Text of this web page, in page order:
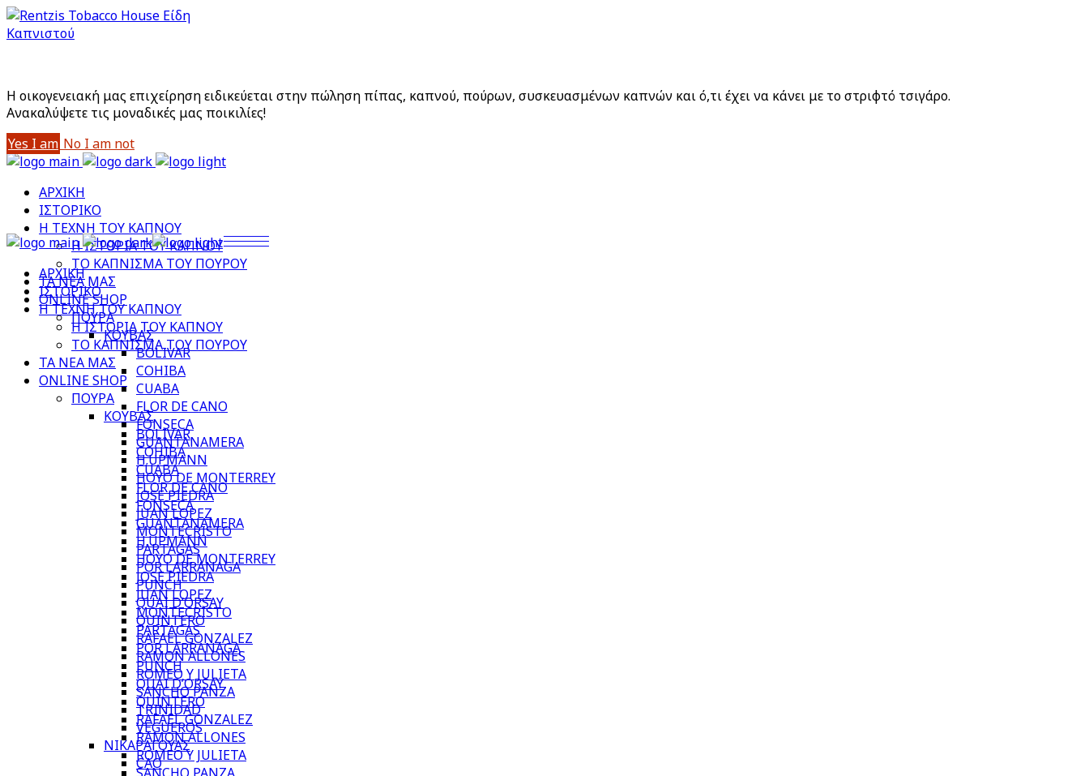
Είστε άνω των 18;
Η οικογενειακή μας επιχείρηση ειδικεύεται στην πώληση πίπας, καπνού, πούρων, συσκευασμένων καπνών και ό,τι έχει να κάνει με το στριφτό τσιγάρο.
Aνακαλύψετε τις μοναδικές μας ποικιλίες!
Yes I am No I am not
ΑΡΧΙΚΗ
ΙΣΤΟΡΙΚΟ
Η ΤΕΧΝΗ ΤΟΥ ΚΑΠΝΟΥ
Η ΙΣΤΟΡΙΑ ΤΟΥ ΚΑΠΝΟΥ
ΤΟ ΚΑΠΝΙΣΜΑ ΤΟΥ ΠΟΥΡΟΥ
ΤΑ ΝΕΑ ΜΑΣ
ONLINE SHOP
ΠΟΥΡΑ
ΚΟΥΒΑΣ
BOLIVAR
COHIBA
CUABA
FLOR DE CANO
FONSECA
GUANTANAMERA
H.UPMANN
HOYO DE MONTERREY
JOSE PIEDRA
JUAN LOPEZ
MONTECRISTO
PARTAGAS
POR LARRANAGA
PUNCH
QUAI D’ORSAY
QUINTERO
RAFAEL GONZALEZ
RAMON ALLONES
ROMEO Y JULIETA
SANCHO PANZA
TRINIDAD
VEGUEROS
ΝΙΚΑΡΑΓΟΥΑΣ
CAO
ΑΡΧΙΚΗ
ΙΣΤΟΡΙΚΟ
Η ΤΕΧΝΗ ΤΟΥ ΚΑΠΝΟΥ
Η ΙΣΤΟΡΙΑ ΤΟΥ ΚΑΠΝΟΥ
ΤΟ ΚΑΠΝΙΣΜΑ ΤΟΥ ΠΟΥΡΟΥ
ΤΑ ΝΕΑ ΜΑΣ
ONLINE SHOP
ΠΟΥΡΑ
ΚΟΥΒΑΣ
BOLIVAR
COHIBA
CUABA
FLOR DE CANO
FONSECA
GUANTANAMERA
H.UPMANN
HOYO DE MONTERREY
JOSE PIEDRA
JUAN LOPEZ
MONTECRISTO
PARTAGAS
POR LARRANAGA
PUNCH
QUAI D’ORSAY
QUINTERO
RAFAEL GONZALEZ
RAMON ALLONES
ROMEO Y JULIETA